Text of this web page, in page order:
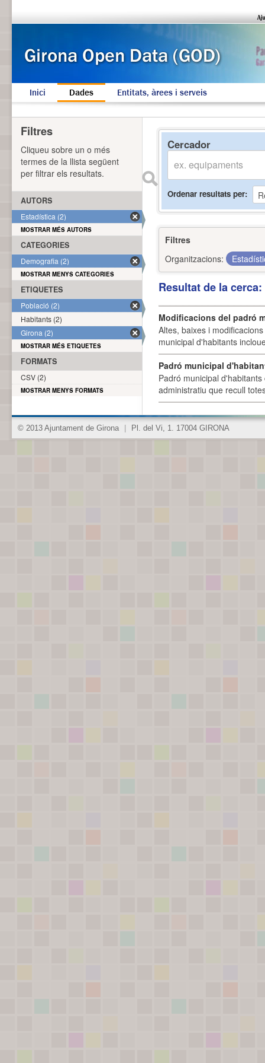
Inici Dades Entitats, àrees i serveis
Cercador
Ordenar resultats per
Filtres
Organitzacions:
Resultat de la
Modificacions del padró
Altes, baixes i
municipal d'habitants
Padró municipal
Padró municipal
administratiu que recull
Filtres
Cliqueu sobre un o més
termes de la llista següent
per filtrar els resultats.
AUTORS
Estadística (2)
MOSTRAR MÉS AUTORS
CATEGORIES
Demografia (2)
MOSTRAR MENYS CATEGORIES
ETIQUETES
Població (2)
Habitants (2)
Girona (2)
MOSTRAR MÉS ETIQUETES
FORMATS
CSV (2)
MOSTRAR MENYS FORMATS
© 2013 Ajuntament de Girona Pl. del Vi, 1. 17004 GIRONA